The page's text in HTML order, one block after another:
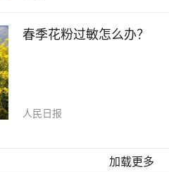
春季花粉过敏怎么办？
人民日报
加载更多